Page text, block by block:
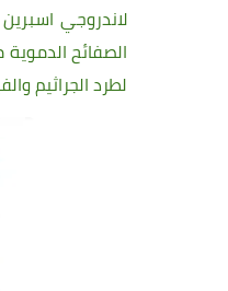
لاندروجي
الصفائح
لطرد الجراثيم